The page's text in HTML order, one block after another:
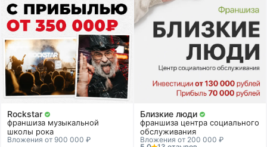
Rockstar
франшиза музыкальной
школы рока
Вложения от 900 000 ₽
Близкие люди
франшиза центра социального
обслуживания
Вложения от 200 000 ₽